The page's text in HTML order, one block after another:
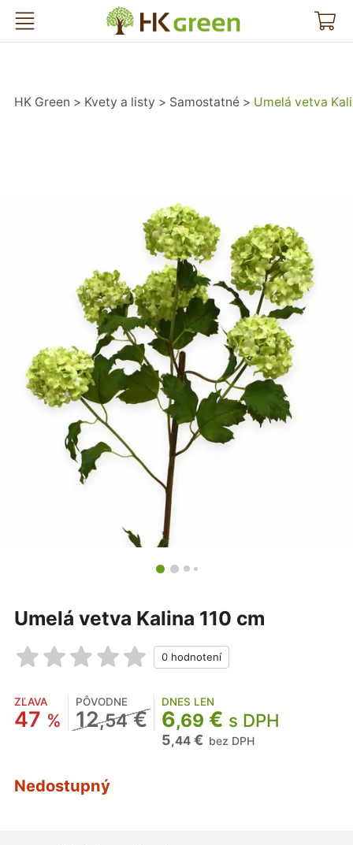
HK Green
HK Green Kvety a listy Samostatné Umelá vetva
Umelá vetva Kalina 110 cm
ZĽAVA
47 %
PÔVODNE
12,54€
DNES LEN
6,69 € s DPH
5,44€ bez DPH
Nedostupný